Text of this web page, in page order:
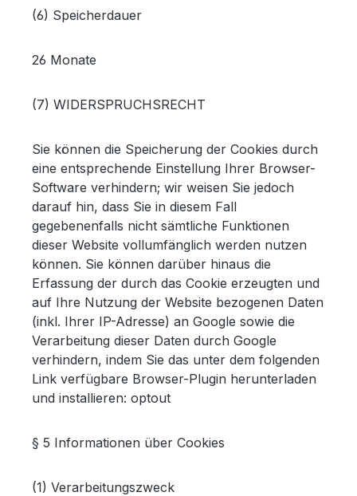
(6) Speicherdauer
26 Monate
(7) WIDERSPRUCHSRECHT
Sie können die Speicherung der Cookies durch
eine entsprechende Einstellung Ihrer Browser-
Software verhindern; wir weisen Sie jedoch
darauf hin, dass Sie in diesem Fall
gegebenenfalls nicht sämtliche Funktionen
dieser Website vollumfänglich werden nutzen
können. Sie können darüber hinaus die
Erfassung der durch das Cookie erzeugten und
auf Ihre Nutzung der Website bezogenen Daten
(inkl. Ihrer IP-Adresse) an Google sowie die
Verarbeitung dieser Daten durch Google
verhindern, indem Sie das unter dem folgenden
Link verfügbare Browser-Plugin herunterladen
und installieren: optout
§ 5 Informationen über Cookies
(1) Verarbeitungszweck